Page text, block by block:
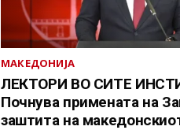
МАКЕДОНИЈА
ЛЕКТОРИ ВО СИТЕ
Почнува примената на
заштита на